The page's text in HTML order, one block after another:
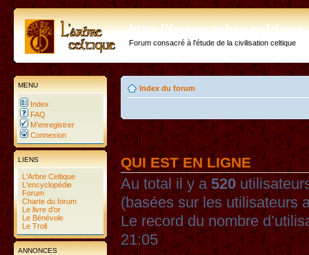
http://forum.arbre-
Forum consacré à l'étude de la civilisation celtique
MENU
Index
FAQ
M’enregistrer
Connexion
LIENS
L'Arbre Celtique
L'encyclopédie
Forum
Charte du forum
Le livre d'or
Le Bénévole
Le Troll
ANNONCES
Index du forum
QUI EST EN LIGNE
Au total il y a520
(basées sur les utilisateurs
Le record du nombre
21:05